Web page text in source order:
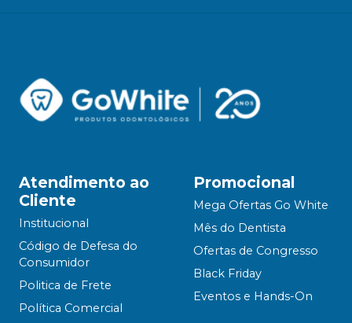
Atendimento ao
Cliente
Institucional
Código de Defesa do
Consumidor
Politica de Frete
Política Comercial
Promocional
Mega Ofertas Go White
Mês do Dentista
Ofertas de Congresso
Black Friday
Eventos e Hands-On